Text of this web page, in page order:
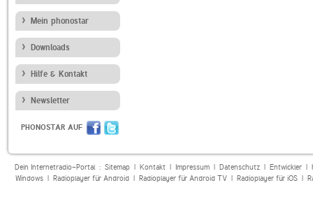
Mein phonostar
Downloads
Hilfe & Kontakt
Newsletter
PHONOSTAR AUF
Dein Internetradio-Portal : Sitemap| Kontakt| Impressum| Datenschutz| Entwickler|
Windows| Radioplayer für Android| Radioplayer für Android TV| Radioplayer für iOS|